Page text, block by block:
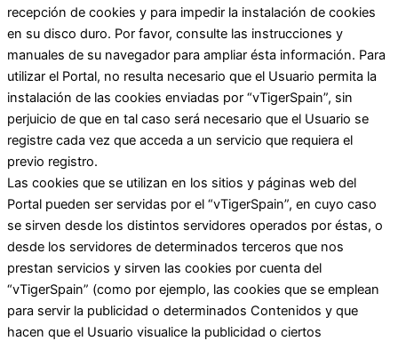
recepción de cookies y para impedir la instalación de cookies
en su disco duro. Por favor, consulte las instrucciones y
manuales de su navegador para ampliar ésta información. Para
utilizar el Portal, no resulta necesario que el Usuario permita la
instalación de las cookies enviadas por “vTigerSpain”, sin
perjuicio de que en tal caso será necesario que el Usuario se
registre cada vez que acceda a un servicio que requiera el
previo registro.
Las cookies que se utilizan en los sitios y páginas web del
Portal pueden ser servidas por el “vTigerSpain”, en cuyo caso
se sirven desde los distintos servidores operados por éstas, o
desde los servidores de determinados terceros que nos
prestan servicios y sirven las cookies por cuenta del
“vTigerSpain” (como por ejemplo, las cookies que se emplean
para servir la publicidad o determinados Contenidos y que
hacen que el Usuario visualice la publicidad o ciertos